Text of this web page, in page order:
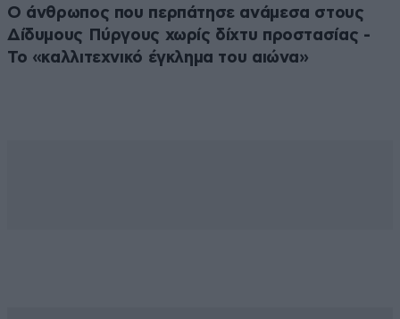
Ο άνθρωπος που περπάτησε ανάμεσα στους
Δίδυμους Πύργους χωρίς δίχτυ προστασίας -
Το «καλλιτεχνικό έγκλημα του αιώνα»